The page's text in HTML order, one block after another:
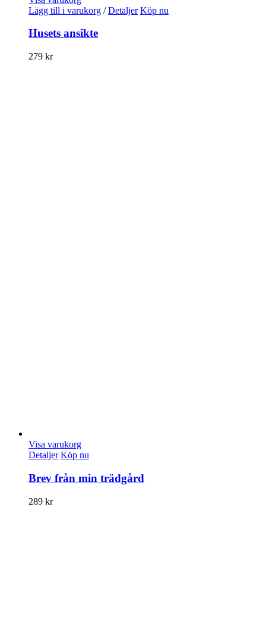
Lägg till i varukorg / Detaljer Köp nu
Husets ansikte
279 kr
Visa varukorg
Detaljer Köp nu
Brev från min trädgård
289 kr